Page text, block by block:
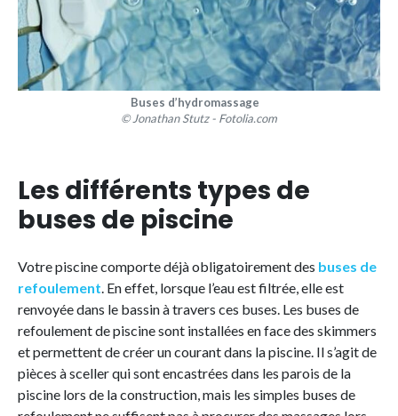
Buses d’hydromassage
© Jonathan Stutz - Fotolia.com
Les différents types de
buses de piscine
Votre piscine comporte déjà obligatoirement des buses de
refoulement. En effet, lorsque l’eau est filtrée, elle est
renvoyée dans le bassin à travers ces buses. Les buses de
refoulement de piscine sont installées en face des skimmers
et permettent de créer un courant dans la piscine. Il s’agit de
pièces à sceller qui sont encastrées dans les parois de la
piscine lors de la construction, mais les simples buses de